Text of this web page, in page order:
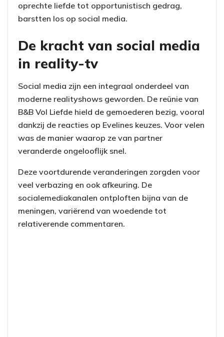
oprechte liefde tot opportunistisch gedrag,
barstten los op social media.
De kracht van social media
in reality-tv
Social media zijn een integraal onderdeel van
moderne realityshows geworden. De reünie van
B&B Vol Liefde hield de gemoederen bezig, vooral
dankzij de reacties op Evelines keuzes. Voor velen
was de manier waarop ze van partner
veranderde ongelooflijk snel.
Deze voortdurende veranderingen zorgden voor
veel verbazing en ook afkeuring. De
socialemediakanalen ontploften bijna van de
meningen, variërend van woedende tot
relativerende commentaren.